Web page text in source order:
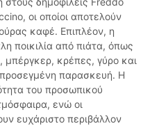
οι οποίοι αποτελούν
καφέ. Επιπλέον, η
ποικιλία από πιάτα, όπως
μπέργκερ, κρέπες, γύρο και
παρασκευή. Η
του προσωπικού
ενώ οι
ευχάριστο περιβάλλον